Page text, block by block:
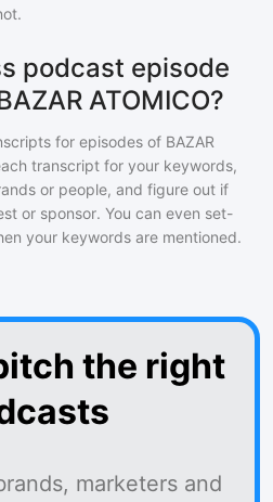
podcast episode
ATOMICO?
for episodes of BAZAR
transcript for your keywords,
or people, and figure out if
or sponsor. You can even set-
your keywords are mentioned.
the right
marketers and